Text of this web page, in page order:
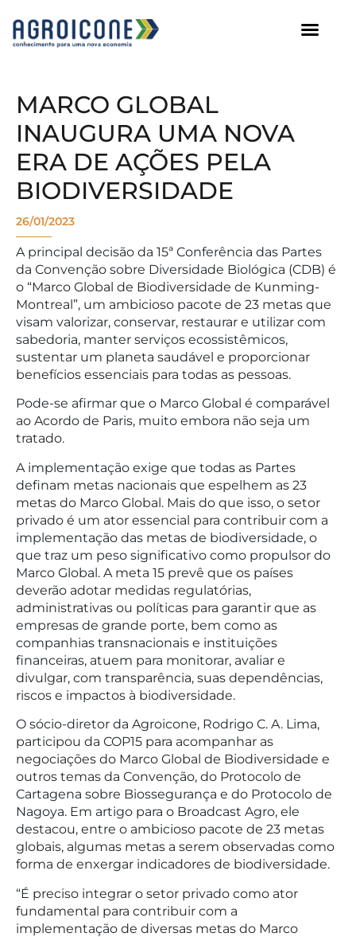
MARCO GLOBAL
INAUGURA UMA NOVA
ERA DE AÇÕES PELA
BIODIVERSIDADE
26/01/2023
A principal decisão da 15ª Conferência das Partes
da Convenção sobre Diversidade Biológica (CDB) é
o “Marco Global de Biodiversidade de Kunming-
Montreal”, um ambicioso pacote de 23 metas que
visam valorizar, conservar, restaurar e utilizar com
sabedoria, manter serviços ecossistêmicos,
sustentar um planeta saudável e proporcionar
benefícios essenciais para todas as pessoas.
Pode-se afirmar que o Marco Global é comparável
ao Acordo de Paris, muito embora não seja um
tratado.
A implementação exige que todas as Partes
definam metas nacionais que espelhem as 23
metas do Marco Global. Mais do que isso, o setor
privado é um ator essencial para contribuir com a
implementação das metas de biodiversidade, o
que traz um peso significativo como propulsor do
Marco Global. A meta 15 prevê que os países
deverão adotar medidas regulatórias,
administrativas ou políticas para garantir que as
empresas de grande porte, bem como as
companhias transnacionais e instituições
financeiras, atuem para monitorar, avaliar e
divulgar, com transparência, suas dependências,
riscos e impactos à biodiversidade.
O sócio-diretor da Agroicone, Rodrigo C. A. Lima,
participou da COP15 para acompanhar as
negociações do Marco Global de Biodiversidade e
outros temas da Convenção, do Protocolo de
Cartagena sobre Biossegurança e do Protocolo de
Nagoya. Em artigo para o Broadcast Agro, ele
destacou, entre o ambicioso pacote de 23 metas
globais, algumas metas a serem observadas como
forma de enxergar indicadores de biodiversidade.
“É preciso integrar o setor privado como ator
fundamental para contribuir com a
implementação de diversas metas do Marco